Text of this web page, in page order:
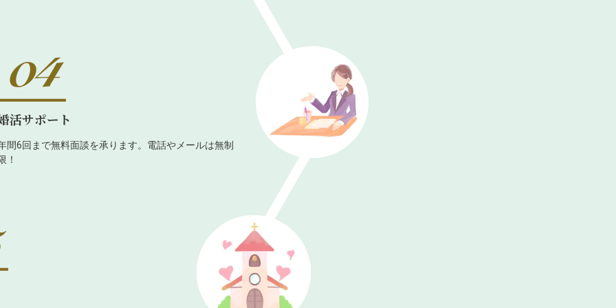
活サポート
間6回まで無料面談を承ります。電話やメールは無制
！